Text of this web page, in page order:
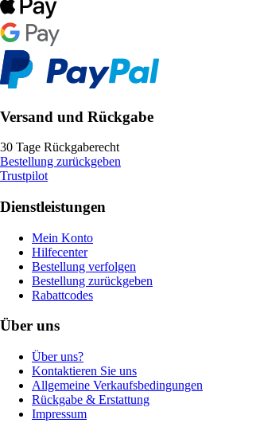
Versand und Rückgabe
30 Tage Rückgaberecht
Bestellung zurückgeben
Trustpilot
Dienstleistungen
Mein Konto
Hilfecenter
Bestellung verfolgen
Bestellung zurückgeben
Rabattcodes
Über uns
Über uns?
Kontaktieren Sie uns
Allgemeine Verkaufsbedingungen
Rückgabe & Erstattung
Impressum